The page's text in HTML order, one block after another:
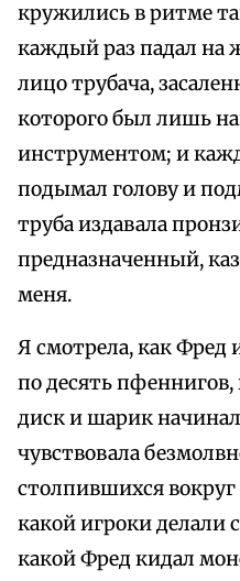
кружились в ритме
каждый раз падал на
лицо трубача,
которого был лишь
инструментом; и
подымал голову и
труба издавала
предназначенный,
меня.
Я смотрела, как Фред
по десять пфеннигов,
диск и шарик
чувствовала
столпившихся вокруг
какой игроки делали
какой Фред кидал